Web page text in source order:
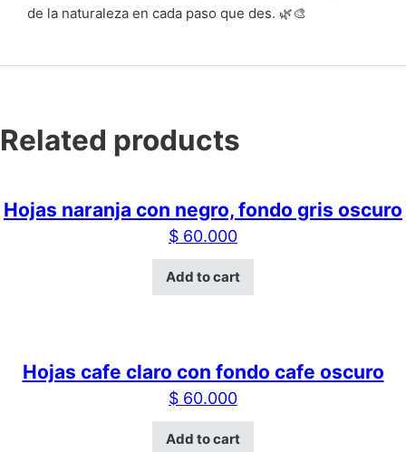
de la naturaleza en cada paso que des. 🌿🎨
Related products
Hojas naranja con negro, fondo gris oscuro
$ 60.000
Add to cart
Hojas cafe claro con fondo cafe oscuro
$ 60.000
Add to cart